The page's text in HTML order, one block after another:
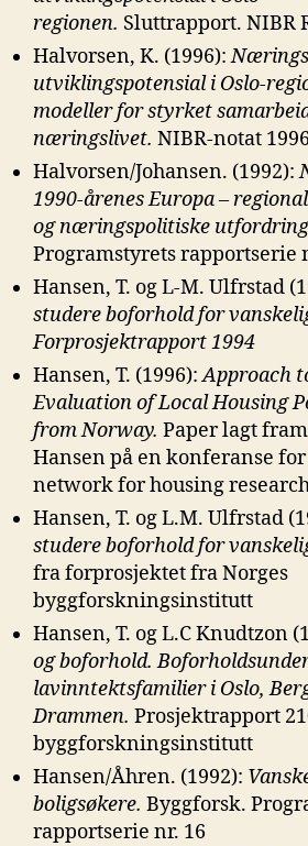
regionen. Sluttrapport. NIBR
Halvorsen, K. (1996):
utviklingspotensial i Oslo-
modeller for styrket
næringslivet. NIBR-notat
Halvorsen/Johansen. (1992):
1990-årenes Europa –
ognæringspolitiske
Programstyrets rapportserie
Hansen, T. og L-M. Ulfrstad
studere boforhold for
Forprosjektrapport 1994
Hansen, T. (1996):Approach
Evaluation of Local Housing
from Norway. Paper lagt
Hansen på en konferanse
network for housing
Hansen, T. og L.M. Ulfrstad
studere boforhold for
fra forprosjektet fra Norges
byggforskningsinstitutt
Hansen, T. og L.C Knudtzon
og boforhold. Boforholds
lavinntektsfamilier i Oslo,
Drammen. Prosjektrapport
byggforskningsinstitutt
Hansen/Åhren. (1992):
boligsøkere. Byggforsk.
rapportserie nr. 16